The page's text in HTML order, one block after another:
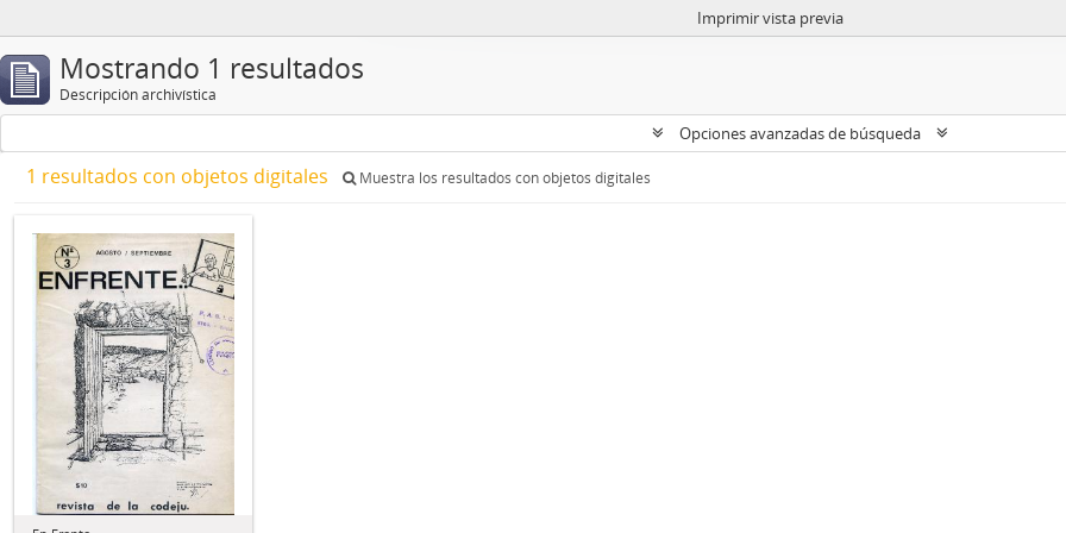
Imprimir vista previa
Mostrando 1 resultados
Descripción archivística
Opciones avanzadas de búsqueda
1 resultados con objetos digitales Muestra los resultados con objetos digitales